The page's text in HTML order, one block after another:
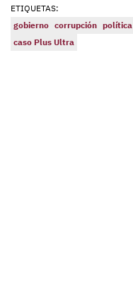
ETIQUETAS:
gobierno corrupción política
caso Plus Ultra